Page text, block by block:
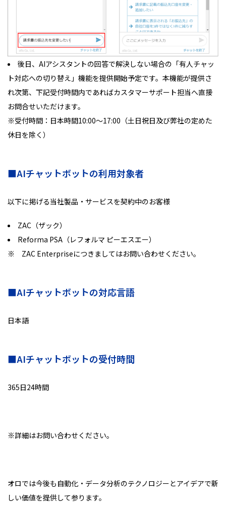
後日、AIアシスタントの回答で解決しない場合の「有人チャッ
ト対応への切り替え」機能を提供開始予定です。本機能が提供さ
れ次第、下記受付時間内であればカスタマーサポート担当へ直接
お問合せいただけます。
※受付時間：日本時間10:00～17:00（土日祝日及び弊社の定めた
休日を除く）
■AIチャットボットの利用対象者
以下に掲げる当社製品・サービスを契約中のお客様
ZAC（ザック）
Reforma PSA（レフォルマ ピーエスエー）
※ ZAC Enterpriseにつきましてはお問い合わせください。
■AIチャットボットの対応言語
日本語
■AIチャットボットの受付時間
365日24時間
※詳細はお問い合わせください。
オロでは今後も自動化・データ分析のテクノロジーとアイデアで新
しい価値を提供して参ります。